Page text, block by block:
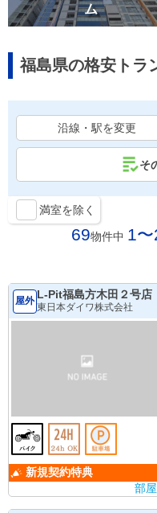
ム
福島県の格安トラ
沿線・駅を変更
そ
満室を除く
69物件中 1
屋外 L-Pit福島方木田２号店
東日本ダイワ株式会社
新規契約特典
部